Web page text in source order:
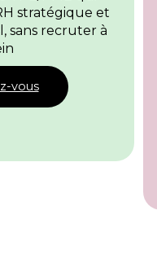
stratégique et
sans recruter à
vous